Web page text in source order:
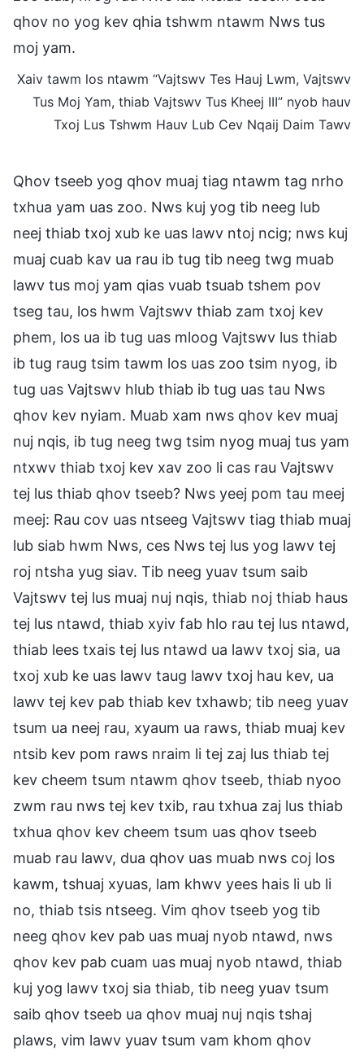
qhov no yog kev qhia tshwm ntawm Nws tus
moj yam.
Xaiv tawm los ntawm “Vajtswv Tes Hauj Lwm, Vajtswv
Tus Moj Yam, thiab Vajtswv Tus Kheej III” nyob hauv
Txoj Lus Tshwm Hauv Lub Cev Nqaij Daim Tawv
Qhov tseeb yog qhov muaj tiag ntawm tag nrho
txhua yam uas zoo. Nws kuj yog tib neeg lub
neej thiab txoj xub ke uas lawv ntoj ncig; nws kuj
muaj cuab kav ua rau ib tug tib neeg twg muab
lawv tus moj yam qias vuab tsuab tshem pov
tseg tau, los hwm Vajtswv thiab zam txoj kev
phem, los ua ib tug uas mloog Vajtswv lus thiab
ib tug raug tsim tawm los uas zoo tsim nyog, ib
tug uas Vajtswv hlub thiab ib tug uas tau Nws
qhov kev nyiam. Muab xam nws qhov kev muaj
nuj nqis, ib tug neeg twg tsim nyog muaj tus yam
ntxwv thiab txoj kev xav zoo li cas rau Vajtswv
tej lus thiab qhov tseeb? Nws yeej pom tau meej
meej: Rau cov uas ntseeg Vajtswv tiag thiab muaj
lub siab hwm Nws, ces Nws tej lus yog lawv tej
roj ntsha yug siav. Tib neeg yuav tsum saib
Vajtswv tej lus muaj nuj nqis, thiab noj thiab haus
tej lus ntawd, thiab xyiv fab hlo rau tej lus ntawd,
thiab lees txais tej lus ntawd ua lawv txoj sia, ua
txoj xub ke uas lawv taug lawv txoj hau kev, ua
lawv tej kev pab thiab kev txhawb; tib neeg yuav
tsum ua neej rau, xyaum ua raws, thiab muaj kev
ntsib kev pom raws nraim li tej zaj lus thiab tej
kev cheem tsum ntawm qhov tseeb, thiab nyoo
zwm rau nws tej kev txib, rau txhua zaj lus thiab
txhua qhov kev cheem tsum uas qhov tseeb
muab rau lawv, dua qhov uas muab nws coj los
kawm, tshuaj xyuas, lam khwv yees hais li ub li
no, thiab tsis ntseeg. Vim qhov tseeb yog tib
neeg qhov kev pab uas muaj nyob ntawd, nws
qhov kev pab cuam uas muaj nyob ntawd, thiab
kuj yog lawv txoj sia thiab, tib neeg yuav tsum
saib qhov tseeb ua qhov muaj nuj nqis tshaj
plaws, vim lawv yuav tsum vam khom qhov